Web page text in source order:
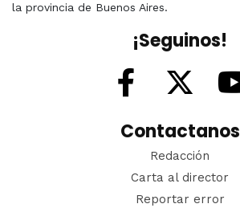
la provincia de Buenos Aires.
¡Seguinos!
Contactanos
Redacción
Carta al director
Reportar error